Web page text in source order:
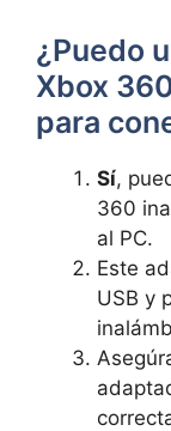
¿Puedo
Xbox
para
Sí,
360
al PC.
Este
USB y